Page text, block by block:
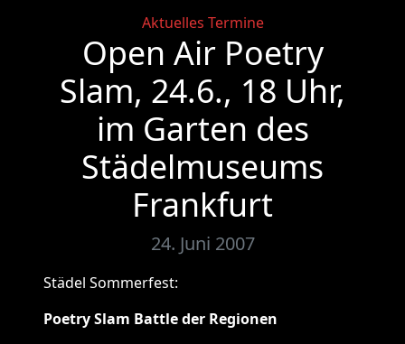
Categories
Aktuelles Termine
Open Air Poetry
Slam, 24.6., 18 Uhr,
im Garten des
Städelmuseums
Frankfurt
24. Juni 2007
Städel Sommerfest:
Poetry Slam Battle der Regionen